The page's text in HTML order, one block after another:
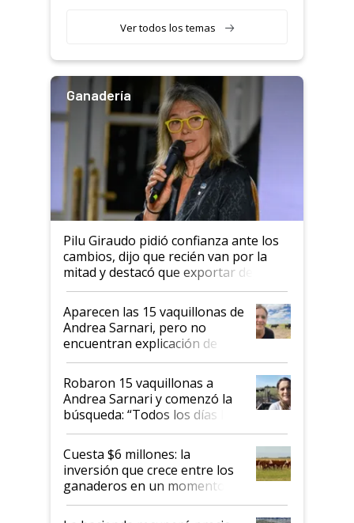
variedades que marcan un
salto tecnológico en genética y
Ver todos los temas
Ganadería
Pilu Giraudo pidió confianza ante los
cambios, dijo que recién van por la
mitad y destacó que exportar dejó de
ser "para unos pocos": "Tenemos un
mandato muy claro del gobierno
nacional"
Aparecen las 15 vaquillonas de
Andrea Sarnari, pero no
encuentran explicación de
cómo llegaron allí
Robaron 15 vaquillonas a
Andrea Sarnari y comenzó la
búsqueda: “Todos los días le
toca a algún productor”
Cuesta $6 millones: la
inversión que crece entre los
ganaderos en un momento
histórico para la actividad